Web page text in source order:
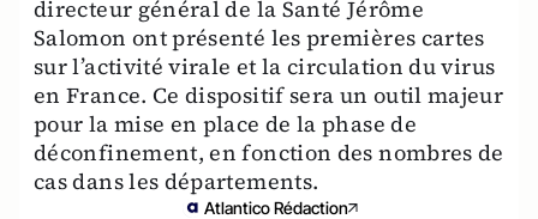
directeur général de la Santé Jérôme
Salomon ont présenté les premières cartes
sur l’activité virale et la circulation du virus
en France. Ce dispositif sera un outil majeur
pour la mise en place de la phase de
déconfinement, en fonction des nombres de
cas dans les départements.
Atlantico Rédaction